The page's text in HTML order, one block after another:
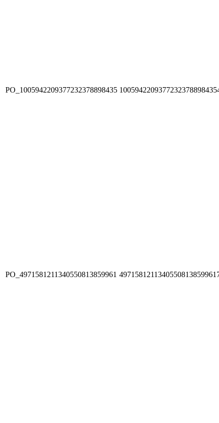
PO_1005942209377232378898435
PO_4971581211340550813859961